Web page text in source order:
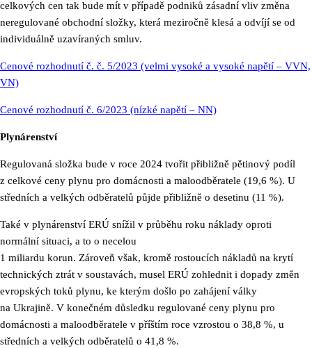
celkových cen tak bude mít v případě podniků zásadní vliv změna
neregulované obchodní složky, která meziročně klesá a odvíjí se od
individuálně uzavíraných smluv.
Cenové rozhodnutí č. č. 5/2023 (velmi vysoké a vysoké napětí – VVN,
VN)
Cenové rozhodnutí č. 6/2023 (nízké napětí – NN)
Plynárenství
Regulovaná složka bude v roce 2024 tvořit přibližně pětinový podíl
z celkové ceny plynu pro domácnosti a maloodběratele (19,6 %). U
středních a velkých odběratelů půjde přibližně o desetinu (11 %).
Také v plynárenství ERÚ snížil v průběhu roku náklady oproti
normální situaci, a to o necelou
1 miliardu korun. Zároveň však, kromě rostoucích nákladů na krytí
technických ztrát v soustavách, musel ERÚ zohlednit i dopady změn
evropských toků plynu, ke kterým došlo po zahájení války
na Ukrajině. V konečném důsledku regulované ceny plynu pro
domácnosti a maloodběratele v příštím roce vzrostou o 38,8 %, u
středních a velkých odběratelů o 41,8 %.